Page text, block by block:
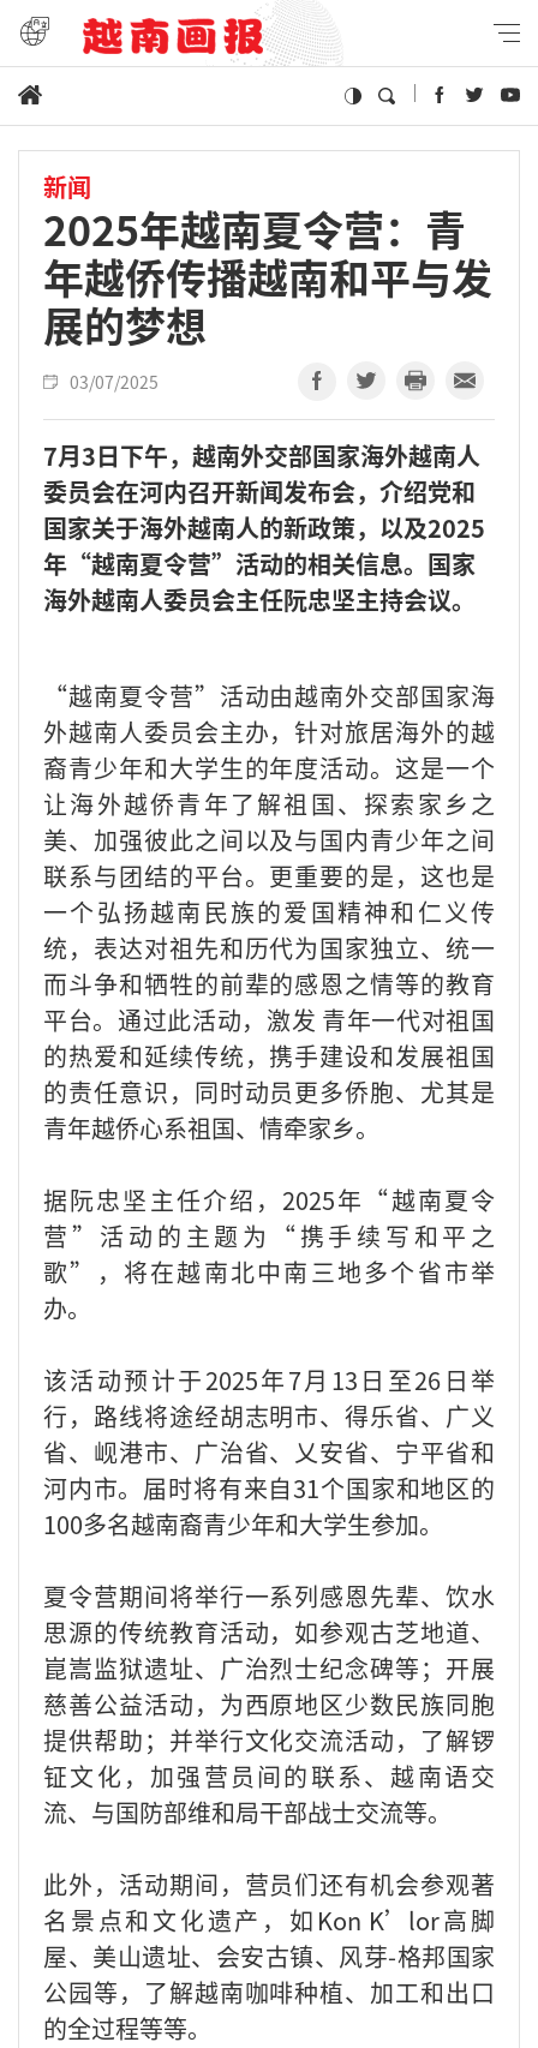
新闻
2025年越南夏令营：青
年越侨传播越南和平与发
展的梦想
03/07/2025
7月3日下午，越南外交部国家海外越南人
委员会在河内召开新闻发布会，介绍党和
国家关于海外越南人的新政策，以及2025
年“越南夏令营”活动的相关信息。国家
海外越南人委员会主任阮忠坚主持会议。
“越南夏令营”活动由越南外交部国家海
外越南人委员会主办，针对旅居海外的越
裔青少年和大学生的年度活动。这是一个
让海外越侨青年了解祖国、探索家乡之
美、加强彼此之间以及与国内青少年之间
联系与团结的平台。更重要的是，这也是
一个弘扬越南民族的爱国精神和仁义传
统，表达对祖先和历代为国家独立、统一
而斗争和牺牲的前辈的感恩之情等的教育
平台。通过此活动，激发 青年一代对祖国
的热爱和延续传统，携手建设和发展祖国
的责任意识，同时动员更多侨胞、尤其是
青年越侨心系祖国、情牵家乡。
据阮忠坚主任介绍，2025年“越南夏令
营”活动的主题为“携手续写和平之
歌”，将在越南北中南三地多个省市举
办。
该活动预计于2025年7月13日至26日举
行，路线将途经胡志明市、得乐省、广义
省、岘港市、广治省、乂安省、宁平省和
河内市。届时将有来自31个国家和地区的
100多名越南裔青少年和大学生参加。
夏令营期间将举行一系列感恩先辈、饮水
思源的传统教育活动，如参观古芝地道、
崑嵩监狱遗址、广治烈士纪念碑等；开展
慈善公益活动，为西原地区少数民族同胞
提供帮助；并举行文化交流活动，了解锣
钲文化，加强营员间的联系、越南语交
流、与国防部维和局干部战士交流等。
此外，活动期间，营员们还有机会参观著
名景点和文化遗产，如Kon K’lor高脚
屋、美山遗址、会安古镇、风芽-格邦国家
公园等，了解越南咖啡种植、加工和出口
的全过程等等。